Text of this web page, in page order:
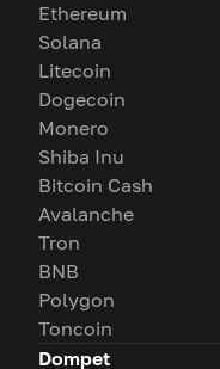
Ethereum
Solana
Litecoin
Dogecoin
Monero
Shiba Inu
Bitcoin Cash
Avalanche
Tron
BNB
Polygon
Toncoin
Dompet